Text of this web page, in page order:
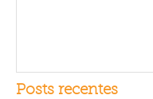
Posts recentes